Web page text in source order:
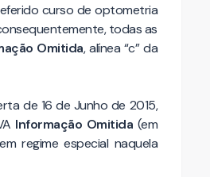
curso de optometria
todas as
Omitida, alínea “c” da
de 16 de Junho de 2015,
Informação Omitida (em
regime especial naquela